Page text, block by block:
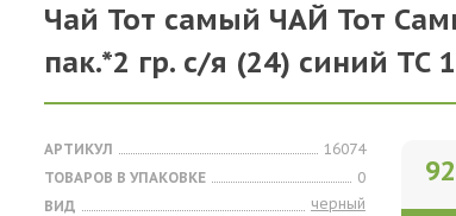
Чай Тот самый ЧАЙ Тот
пак.*2 гр. с/я (24) синий ТС
АРТИКУЛ
16074
ТОВАРОВ В УПАКОВКЕ
0
ВИД
черный